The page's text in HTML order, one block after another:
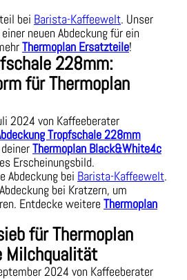
bei Barista-Kaffeewelt. Unser
neuen Abdeckung für ein
Thermoplan Ersatzteile!
228mm:
für Thermoplan
2024 von Kaffeeberater
Tropfschale 228mm
Thermoplan Black&White4c
Erscheinungsbild.
Abdeckung bei Barista-Kaffeewelt.
bei Kratzern, um
Entdecke weitereThermoplan
für Thermoplan
Milchqualität
2024 von Kaffeeberater